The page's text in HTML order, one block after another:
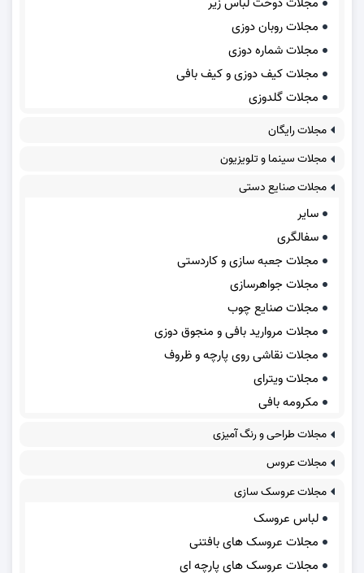
مجلات روبان دوزی
مجلات شماره دوزی
مجلات کیف دوزی و کیف بافی
مجلات گلدوزی
مجلات رایگان
مجلات سینما و تلویزیون
مجلات صنایع دستی
سایر
سفالگری
مجلات جعبه سازی و کاردستی
مجلات جواهرسازی
مجلات صنایع چوب
مجلات مروارید بافی و منجوق دوزی
مجلات نقاشی روی پارچه و ظروف
مجلات ویترای
مکرومه بافی
مجلات طراحی و رنگ آمیزی
مجلات عروس
مجلات عروسک سازی
لباس عروسک
مجلات عروسک های بافتنی
مجلات عروسک های پارچه ای